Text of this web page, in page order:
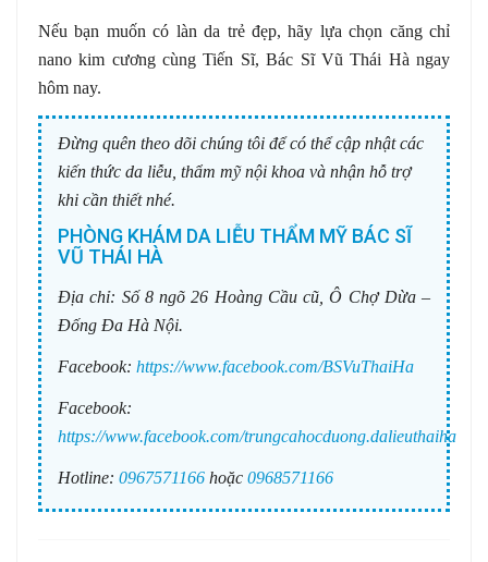
Nếu bạn muốn có làn da trẻ đẹp, hãy lựa chọn căng chỉ
nano kim cương cùng Tiến Sĩ, Bác Sĩ Vũ Thái Hà ngay
hôm nay.
Đừng quên theo dõi chúng tôi để có thể cập nhật các
kiến thức da liễu, thẩm mỹ nội khoa và nhận hỗ trợ
khi cần thiết nhé.
PHÒNG KHÁM DA LIỄU THẨM MỸ BÁC SĨ
VŨ THÁI HÀ
Địa chỉ: Số 8 ngõ 26 Hoàng Cầu cũ, Ô Chợ Dừa –
Đống Đa Hà Nội.
Facebook: https://www.facebook.com/BSVuThaiHa
Facebook:
https://www.facebook.com/trungcahocduong.dalieuthaiha
Hotline: 0967571166 hoặc 0968571166